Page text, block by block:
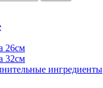
26см
32см
ингредиенты